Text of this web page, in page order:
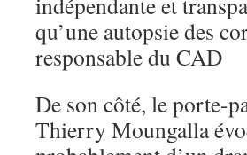
qu’une autopsie des
responsable du CAD
De son côté, le porte-
Thierry Moungalla